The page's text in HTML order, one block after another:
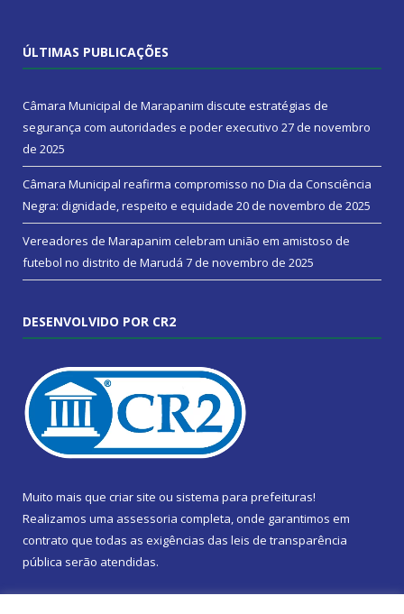
ÚLTIMAS PUBLICAÇÕES
Câmara Municipal de Marapanim discute estratégias de
segurança com autoridades e poder executivo 27 de novembro
de 2025
Câmara Municipal reafirma compromisso no Dia da Consciência
Negra: dignidade, respeito e equidade 20 de novembro de 2025
Vereadores de Marapanim celebram união em amistoso de
futebol no distrito de Marudá 7 de novembro de 2025
DESENVOLVIDO POR CR2
Muito mais que criar site ou sistema para prefeituras!
Realizamos uma assessoria completa, onde garantimos em
contrato que todas as exigências das leis de transparência
pública serão atendidas.